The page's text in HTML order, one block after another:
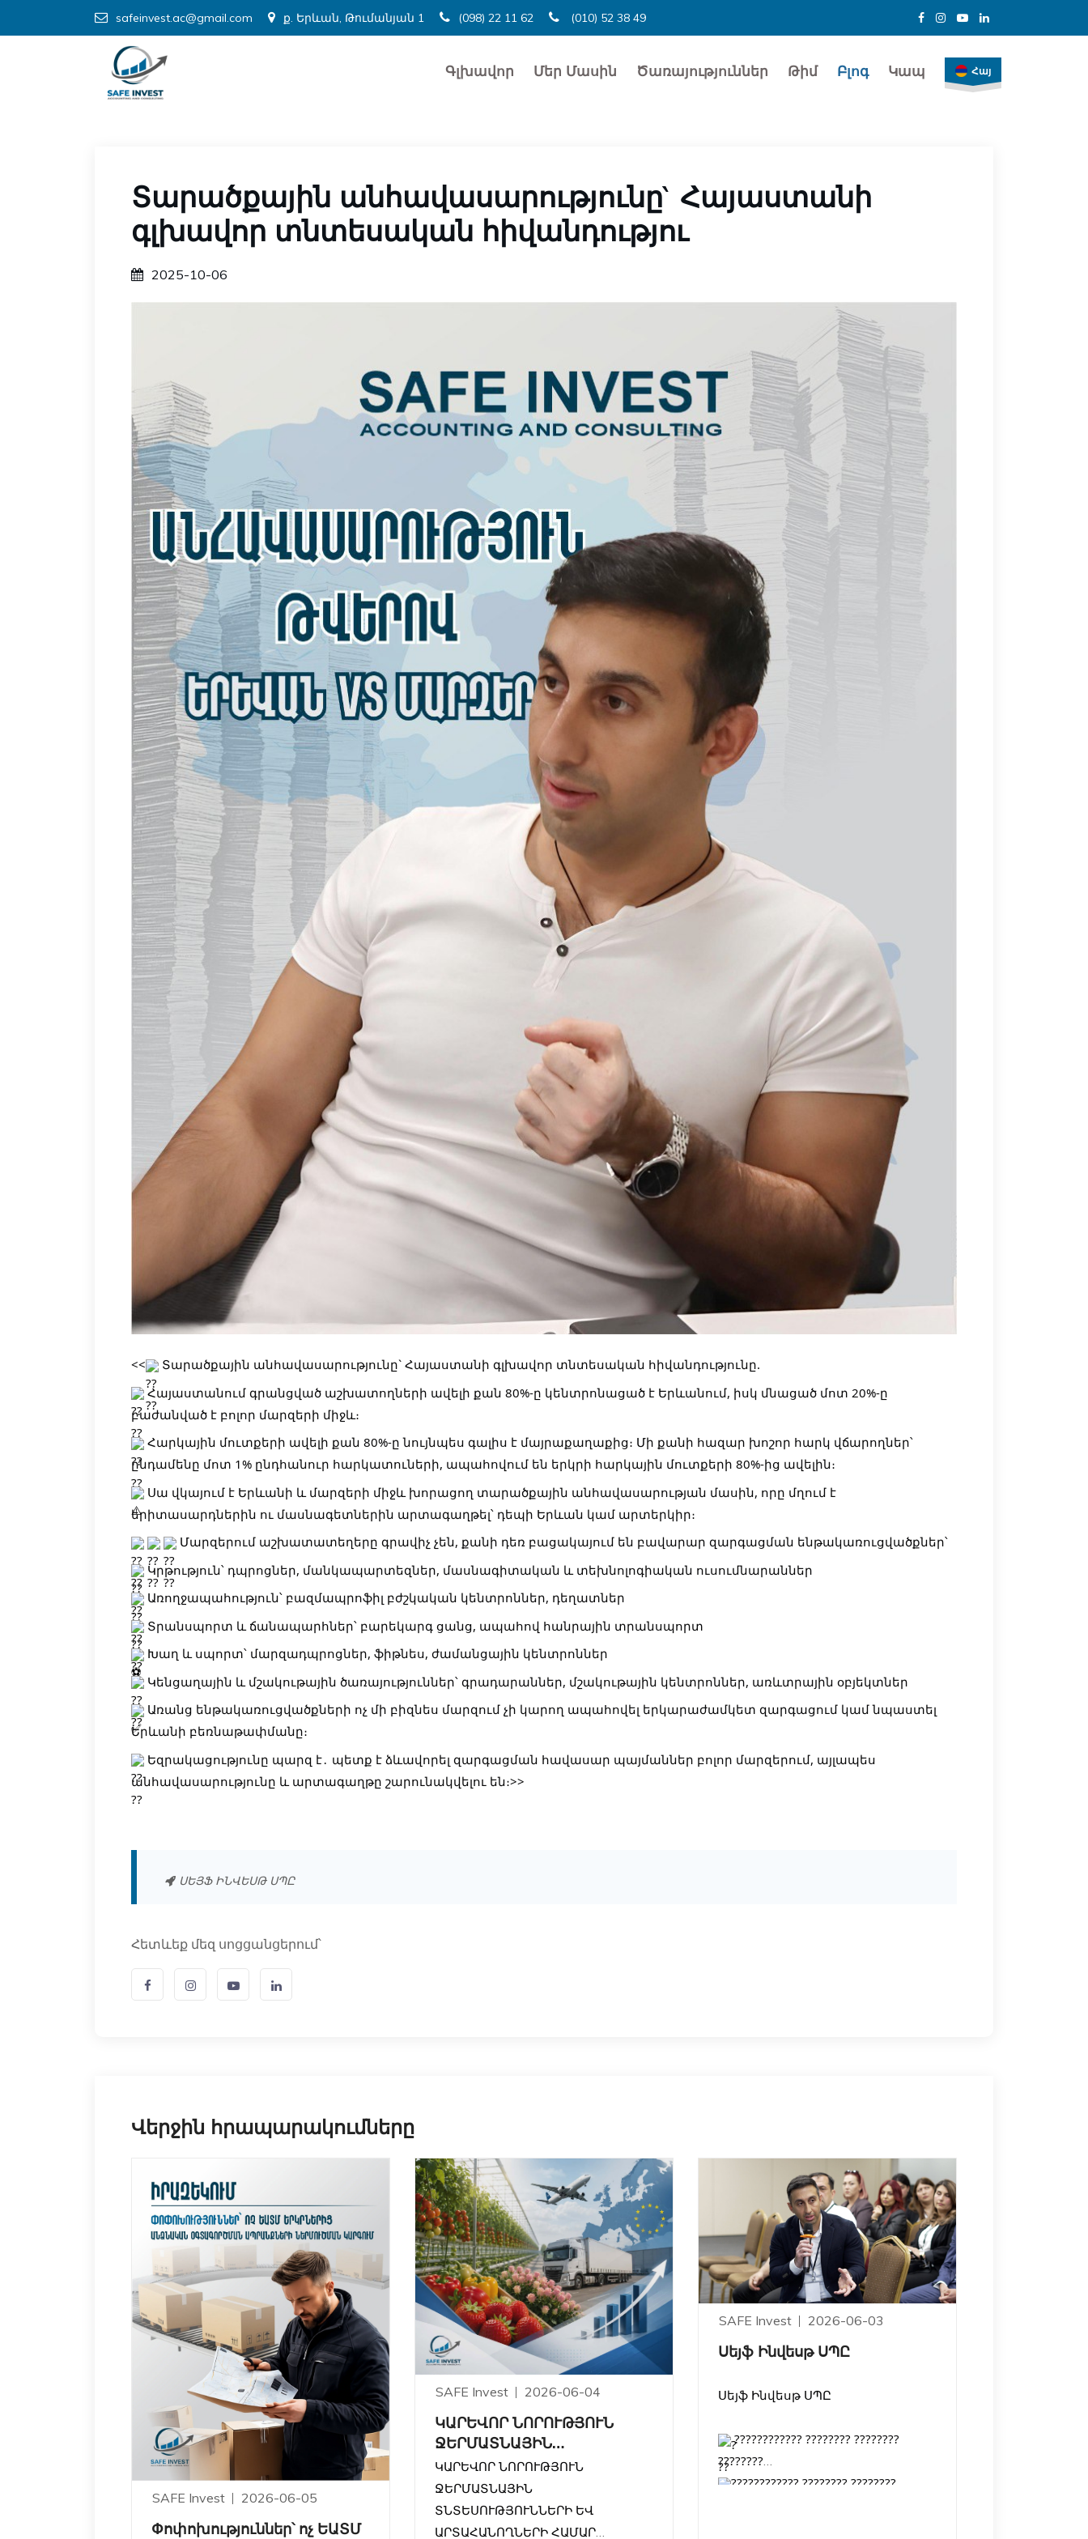
safeinvest.ac@gmail.com ք. Երևան, Թումանյան 1 (098) 22 11 62 (010) 52 38 49
Գլխավոր Մեր Մասին Ծառայություններ Թիմ Բլոգ Կապ Հայ
Տարածքային անհավասարությունը` Հայաստանի
գլխավոր տնտեսական հիվանդությու
2025-10-06
<<
Տարածքային անհավասարությունը` Հայաստանի գլխավոր տնտեսական հիվանդությունը.
Հայաստանում գրանցված աշխատողների ավելի քան 80%-ը կենտրոնացած է Երևանում, իսկ մնացած մոտ 20%-ը
բաժանված է բոլոր մարզերի միջև։
Հարկային մուտքերի ավելի քան 80%-ը նույնպես գալիս է մայրաքաղաքից։ Մի քանի հազար խոշոր հարկ վճարողներ՝
ընդամենը մոտ 1% ընդհանուր հարկատուների, ապահովում են երկրի հարկային մուտքերի 80%-ից ավելին։
Սա վկայում է Երևանի և մարզերի միջև խորացող տարածքային անհավասարության մասին, որը մղում է
երիտասարդներին ու մասնագետներին արտագաղթել՝ դեպի Երևան կամ արտերկիր։
Մարզերում աշխատատեղերը գրավիչ չեն, քանի դեռ բացակայում են բավարար զարգացման ենթակառուցվածքներ՝
Կրթություն՝ դպրոցներ, մանկապարտեզներ, մասնագիտական և տեխնոլոգիական ուսումնարաններ
Առողջապահություն՝ բազմապրոֆիլ բժշկական կենտրոններ, դեղատներ
Տրանսպորտ և ճանապարհներ՝ բարեկարգ ցանց, ապահով հանրային տրանսպորտ
Խաղ և սպորտ՝ մարզադպրոցներ, ֆիթնես, ժամանցային կենտրոններ
Կենցաղային և մշակութային ծառայություններ՝ գրադարաններ, մշակութային կենտրոններ, առևտրային օբյեկտներ
Առանց ենթակառուցվածքների ոչ մի բիզնես մարզում չի կարող ապահովել երկարաժամկետ զարգացում կամ նպաստել
Երևանի բեռնաթափմանը։
Եզրակացությունը պարզ է․ պետք է ձևավորել զարգացման հավասար պայմաններ բոլոր մարզերում, այլապես
անհավասարությունը և արտագաղթը շարունակվելու են։>>
ՍԵՅՖ ԻՆՎԵՍԹ ՍՊԸ
Հետևեք մեզ սոցցանցերում՝
Վերջին հրապարակումները
SAFE Invest 2026-06-05
Փոփոխություններ՝ ոչ ԵԱՏՄ
SAFE Invest 2026-06-04
ԿԱՐԵՎՈՐ ՆՈՐՈՒԹՅՈՒՆ
ՋԵՐՄԱՏՆԱՅԻՆ
ՏՆՏԵՍՈՒԹՅՈՒՆՆԵՐԻ ԵՎ
ԱՐՏԱՀԱՆՈՂՆԵՐԻ ՀԱՄԱՐ
ԿԱՐԵՎՈՐ ՆՈՐՈՒԹՅՈՒՆ
ՋԵՐՄԱՏՆԱՅԻՆ
ՏՆՏԵՍՈՒԹՅՈՒՆՆԵՐԻ ԵՎ
ԱՐՏԱՀԱՆՈՂՆԵՐԻ ՀԱՄԱՐ
SAFE Invest 2026-06-03
Սեյֆ Ինվեսթ ՍՊԸ
Սեյֆ Ինվեսթ ՍՊԸ
???????????? ???????? ????????
????????
???????????? ???????? ????????